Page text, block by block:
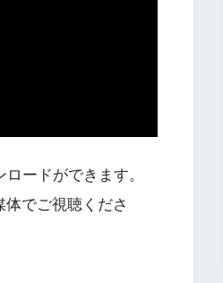
ードができます。
でご視聴くださ